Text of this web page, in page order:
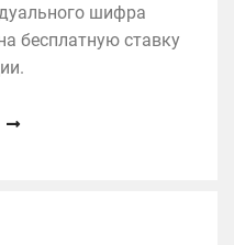
шифра
бесплатную ставку